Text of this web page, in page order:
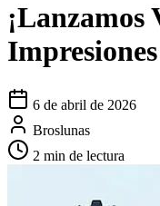
¡Lanzamos
6 de abril de 2026
Broslunas
2 min de lectura